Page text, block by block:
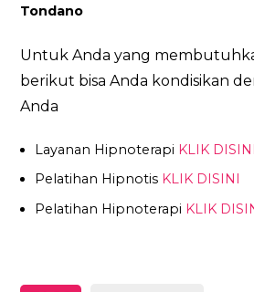
Tondano
Untuk Anda yang
berikut bisa Anda kondisikan
Anda
Layanan Hipnoterapi KLIK DISINI
Pelatihan Hipnotis KLIK DISINI
Pelatihan Hipnoterapi KLIK